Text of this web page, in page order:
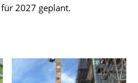
2027 geplant.